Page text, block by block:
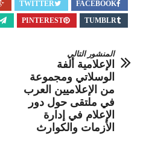
FACEBOOK
TWITTER
TUMBLR
PINTEREST
المنشور التالي
الإعلامية ألفة
الوسلاتي ومجموعة
من الإعلاميين العرب
في ملتقى حول دور
الإعلام في إدارة
الأزمات والكوارث